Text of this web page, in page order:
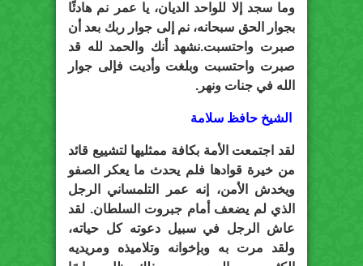
وما سجد إلا للواحد الديان، يا عمر نم هادئًا
بجوار الحق سبحانه، نم إلى جوار ربك بعد أن
صبرت واحتسبت.نشهد أنك والحمد لله قد
صبرت واحتسبت وبلغت وأديت فإلى جوار
الله في جنات ونهر.
الشيخ حافظ سلامة
لقد اجتمعت الأمة بكافة ممثليها لتشييع قائد
من خيرة قوادها فلم يحدث ما يعكر الصفو
ويخدش الأمن، إنه عمر التلمساني الرجل
الذي لم يضعف أمام جبروت السلطان. لقد
عاش الرجل في سبيل دعوته كل حياته،
ولقد مرت به وبإخوانه وتلاميذه ومريديه